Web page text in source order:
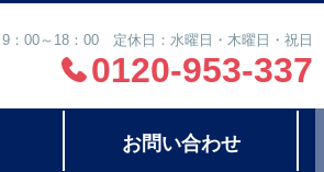
：00～18：00 定休日：水曜日・木曜日・祝日
0120-953-337
お問い合わせ